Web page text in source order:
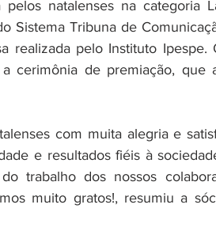
Sistema Tribuna de
realizada pelo Instituto Ipespe.
cerimônia de premiação, que
com muita alegria e
e resultados fiéis à
trabalho dos nossos
muito gratos!, resumiu a